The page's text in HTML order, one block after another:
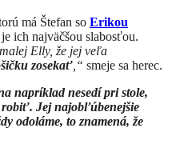
má Štefan so Erikou
ich najväčšou slabosťou.
Elly, že jej veľa
zosekať ,“ smeje sa herec.
napríklad nesedí pri stole,
robiť. Jej najobľúbenejšie
odoláme, to znamená, že